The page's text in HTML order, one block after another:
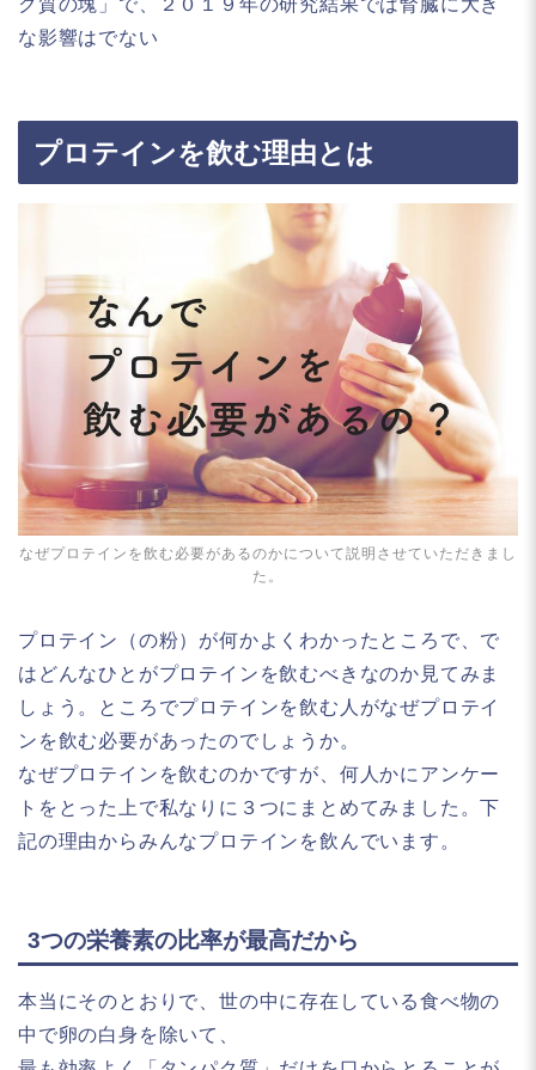
ク質の塊」で、２０１９年の研究結果では腎臓に大き
な影響はでない
プロテインを飲む理由とは
なぜプロテインを飲む必要があるのかについて説明させていただきまし
た。
プロテイン（の粉）が何かよくわかったところで、で
はどんなひとがプロテインを飲むべきなのか見てみま
しょう。ところでプロテインを飲む人がなぜプロテイ
ンを飲む必要があったのでしょうか。
なぜプロテインを飲むのかですが、何人かにアンケー
トをとった上で私なりに３つにまとめてみました。下
記の理由からみんなプロテインを飲んでいます。
3つの栄養素の比率が最高だから
本当にそのとおりで、世の中に存在している食べ物の
中で卵の白身を除いて、